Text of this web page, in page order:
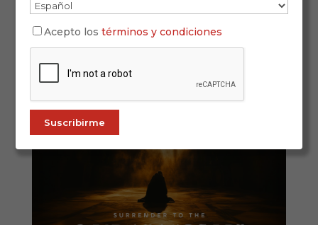
Hay lugares que se visitan. Y hay lugares que se
categoría: una tierra que no solo se recorre con la
y con la emoción. Hablar de Andalucía es hablar
de una cultura donde el...
Acepto lostérminos y condiciones